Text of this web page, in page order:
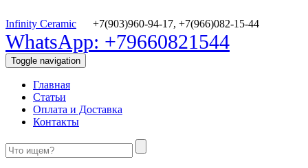
Infinity Ceramic +7(903)960-94-17, +7(966)082-15-44
WhatsApp: +79660821544
Toggle navigation
Главная
Статьи
Оплата и Доставка
Контакты